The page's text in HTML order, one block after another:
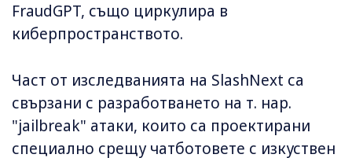
FraudGPT, също циркулира в
киберпространството.
Част от изследванията на SlashNext са
свързани с разработването на т. нар.
"jailbreak" атаки, които са проектирани
специално срещу чатботовете с изкуствен